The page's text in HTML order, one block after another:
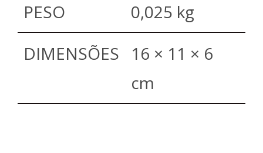
PESO
0,025 kg
DIMENSÕES
16 × 11 × 6
cm